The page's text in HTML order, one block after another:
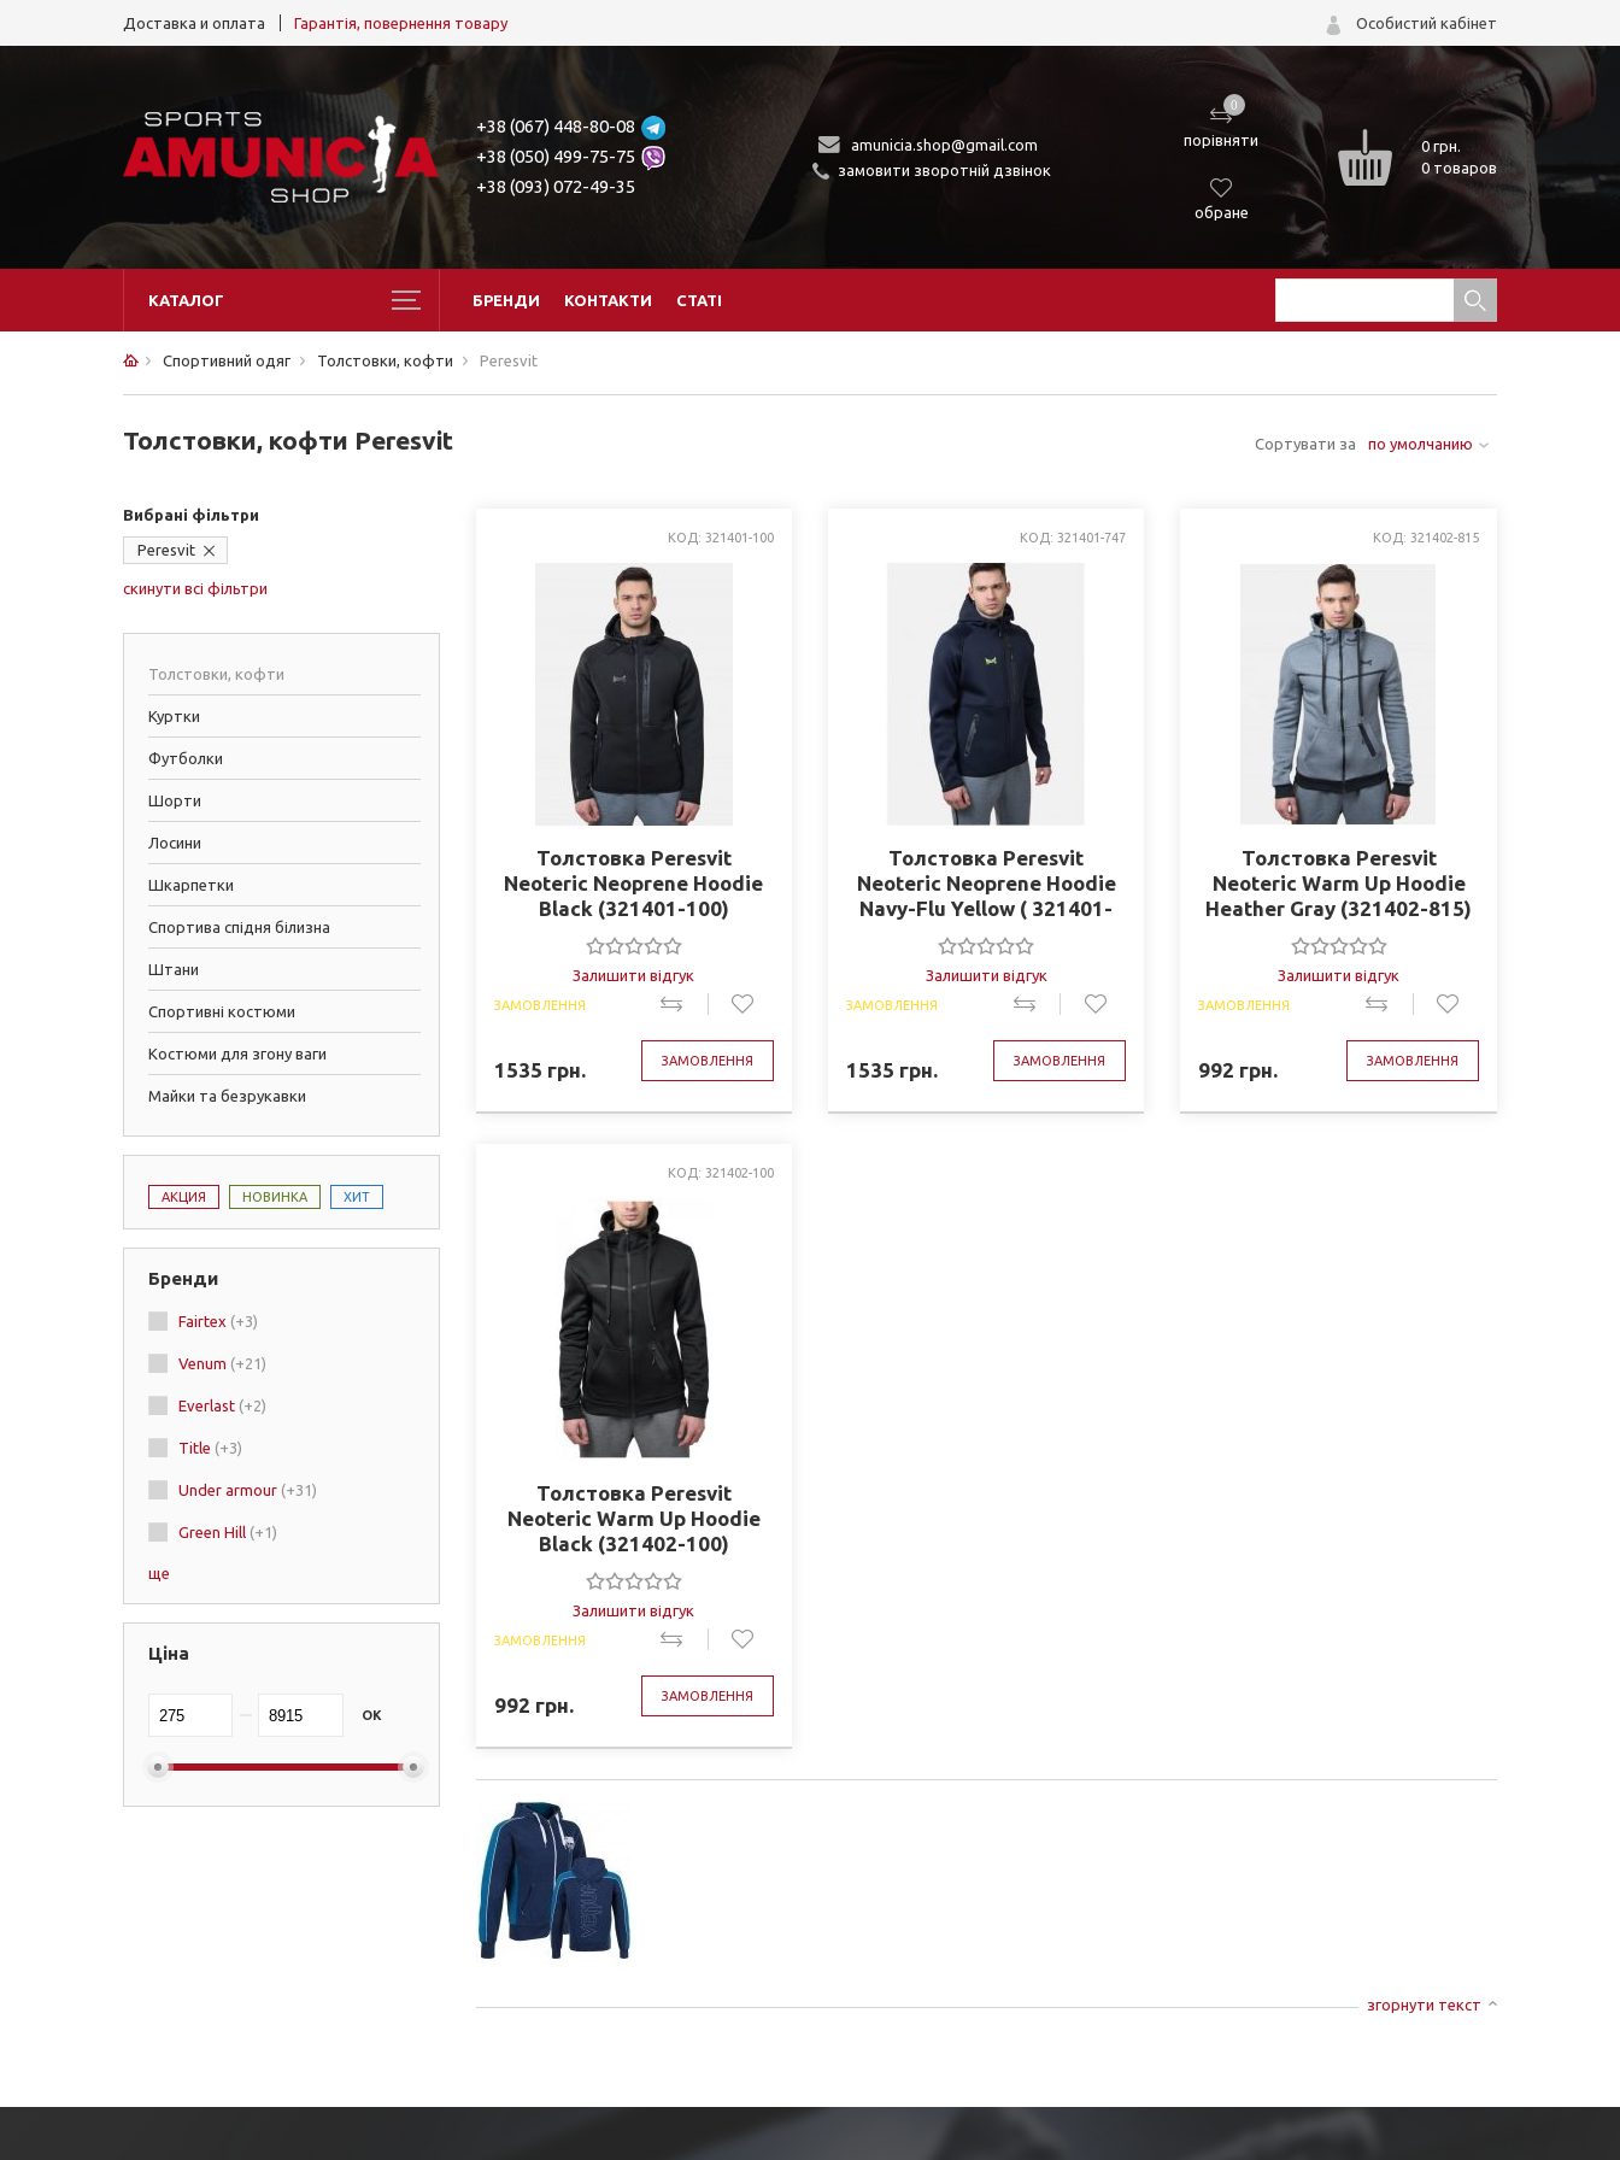
Доставка и оплата Гарантія, повернення товару Особистий кабінет
+38 (067) 448-80-08
+38 (050) 499-75-75
+38 (093) 072-49-35
amunicia.shop@gmail.com
замовити зворотній дзвінок
0
порівняти
обране
0грн.
0 товаров
КАТАЛОГ БРЕНДИ КОНТАКТИ СТАТІ
Спортивний одяг Толстовки, кофти Peresvit
Толстовки, кофти Peresvit Сортувати за по умолчанию
Вибрані фільтри
Peresvit
скинути всі фільтри
Толстовки, кофти
Куртки
Футболки
Шорти
Лосини
Шкарпетки
Спортива спідня білизна
Штани
Спортивні костюми
Костюми для згону ваги
Майки та безрукавки
АКЦИЯ НОВИНКА ХИТ
Бренди
Fairtex (+3)
Venum (+21)
Everlast (+2)
Title (+3)
Under armour (+31)
Green Hill (+1)
Booster
ще
Ціна
OK
КОД: 321401-100
Толстовка Peresvit
Neoteric Neoprene Hoodie
Black (321401-100)
Залишити відгук
ЗАМОВЛЕННЯ
1535 грн. ЗАМОВЛЕННЯ
КОД: 321401-747
Толстовка Peresvit
Neoteric Neoprene Hoodie
Navy-Flu Yellow ( 321401-
747)
Залишити відгук
ЗАМОВЛЕННЯ
1535 грн. ЗАМОВЛЕННЯ
КОД: 321402-815
Толстовка Peresvit
Neoteric Warm Up Hoodie
Heather Gray (321402-815)
Залишити відгук
ЗАМОВЛЕННЯ
992 грн. ЗАМОВЛЕННЯ
КОД: 321402-100
Толстовка Peresvit
Neoteric Warm Up Hoodie
Black (321402-100)
Залишити відгук
ЗАМОВЛЕННЯ
992 грн. ЗАМОВЛЕННЯ
згорнути текст